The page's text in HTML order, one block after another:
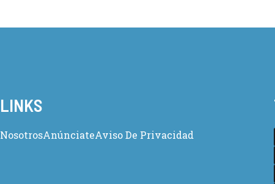
LINKS
NosotrosAnúnciateAviso De Privacidad